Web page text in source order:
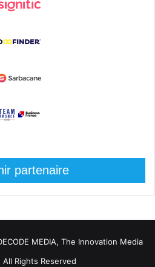
partenaire
MEDIA, The Innovation Media
All Rights Reserved